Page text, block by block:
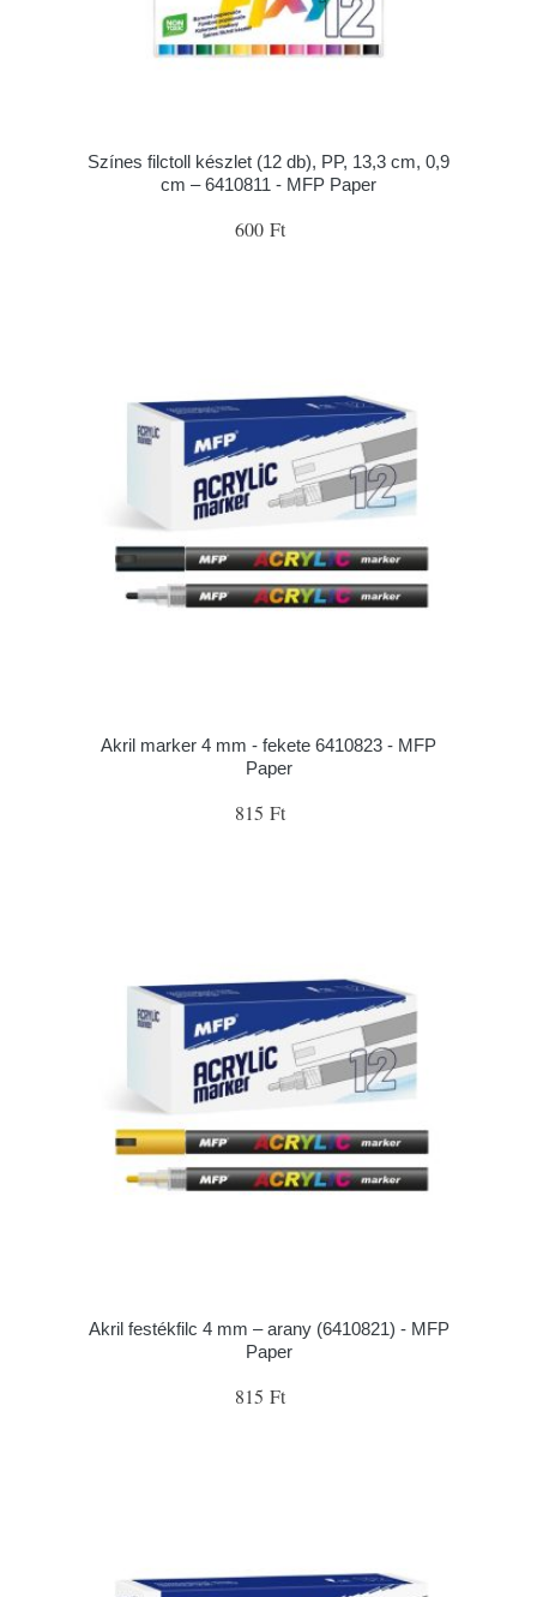
Színes filctoll készlet (12 db), PP, 13,3 cm, 0,9
cm – 6410811 - MFP Paper
600 Ft
Akril marker 4 mm - fekete 6410823 - MFP
Paper
815 Ft
Akril festékfilc 4 mm – arany (6410821) - MFP
Paper
815 Ft